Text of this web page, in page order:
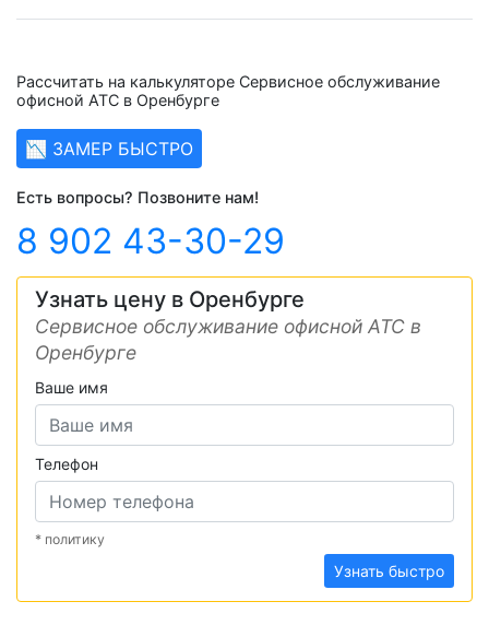
Рассчитать на калькуляторе Сервисное обслуживание
офисной АТС в Оренбурге
📉 ЗАМЕР БЫСТРО
Есть вопросы? Позвоните нам!
8 902 43-30-29
Узнать цену в Оренбурге
Сервисное обслуживание офисной АТС в
Оренбурге
Ваше имя
Телефон
* политику
Узнать быстро